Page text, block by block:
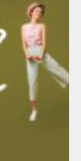
#social media